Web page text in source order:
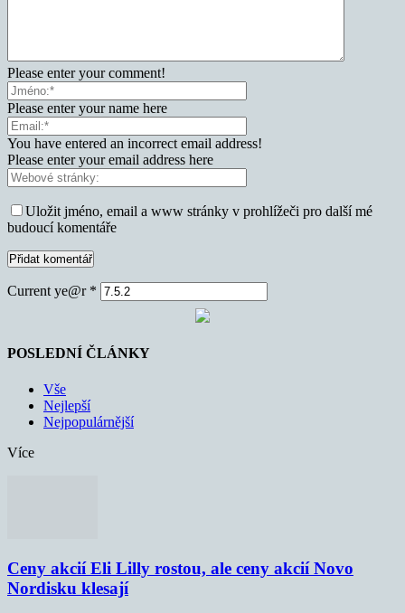
Please enter your comment!
Please enter your name here
You have entered an incorrect email address!
Please enter your email address here
Uložit jméno, email a www stránky v prohlížeči pro další mé
budoucí komentáře
Current ye@r *
POSLEDNÍ ČLÁNKY
Vše
Nejlepší
Nejpopulárnější
Více
Ceny akcií Eli Lilly rostou, ale ceny akcií Novo
Nordisku klesají